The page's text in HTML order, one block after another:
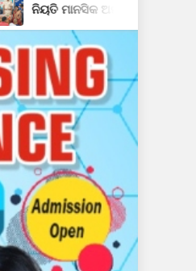
ବିଦ୍ୟାଳୟରେ ବନ-ମହୋତ୍ସଵ